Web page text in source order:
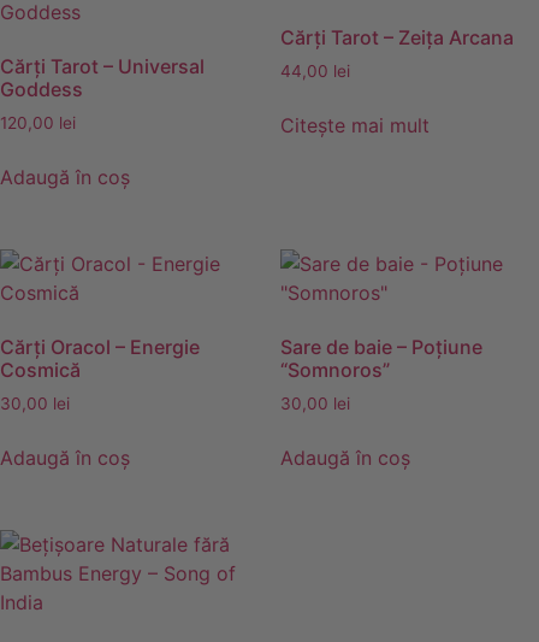
Cărţi Tarot – Universal
Goddess
120,00 lei
Adaugă în coș
Cărţi Tarot – Zeiţa Arcana
44,00 lei
Citește mai mult
Cărţi Oracol – Energie
Cosmică
30,00 lei
Adaugă în coș
Sare de baie – Poţiune
“Somnoros”
30,00 lei
Adaugă în coș